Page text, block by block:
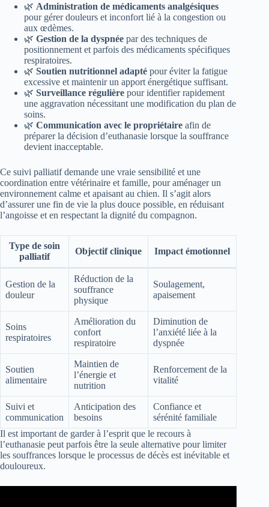
🌿 Administration de médicaments analgésiques
pour gérer douleurs et inconfort lié à la congestion ou
aux œdèmes.
🌿 Gestion de la dyspnée par des techniques de
positionnement et parfois des médicaments spécifiques
respiratoires.
🌿 Soutien nutritionnel adapté pour éviter la fatigue
excessive et maintenir un apport énergétique suffisant.
🌿 Surveillance régulière pour identifier rapidement
une aggravation nécessitant une modification du plan de
soins.
🌿 Communication avec le propriétaire afin de
préparer la décision d’euthanasie lorsque la souffrance
devient inacceptable.
Ce suivi palliatif demande une vraie sensibilité et une
coordination entre vétérinaire et famille, pour aménager un
environnement calme et apaisant au chien. Il s’agit alors
d’assurer une fin de vie la plus douce possible, en réduisant
l’angoisse et en respectant la dignité du compagnon.
Type de soin
palliatif
Objectif clinique Impact émotionnel
Gestion de la
douleur
Réduction de la
souffrance
physique
Soulagement,
apaisement
Soins
respiratoires
Amélioration du
confort
respiratoire
Diminution de
l’anxiété liée à la
dyspnée
Soutien
alimentaire
Maintien de
l’énergie et
nutrition
Renforcement de la
vitalité
Suivi et
communication
Anticipation des
besoins
Confiance et
sérénité familiale
Il est important de garder à l’esprit que le recours à
l’euthanasie peut parfois être la seule alternative pour limiter
les souffrances lorsque le processus de décès est inévitable et
douloureux.